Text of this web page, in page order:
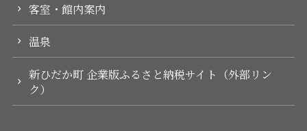
客室・館内案内
温泉
新ひだか町 企業版ふるさと納税サイト（外部リン
ク）